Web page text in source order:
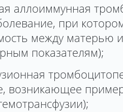
аллоиммунная
при
между матерью
показателям);
возникающее